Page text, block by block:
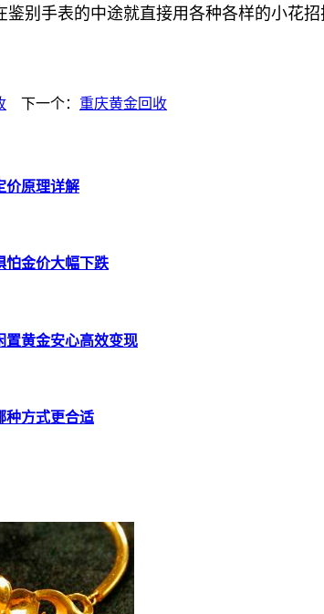
别手表的中途就直接用各种各样的小花招
下一个： 重庆黄金回收
价原理详解
怕金价大幅下跌
置黄金安心高效变现
种方式更合适